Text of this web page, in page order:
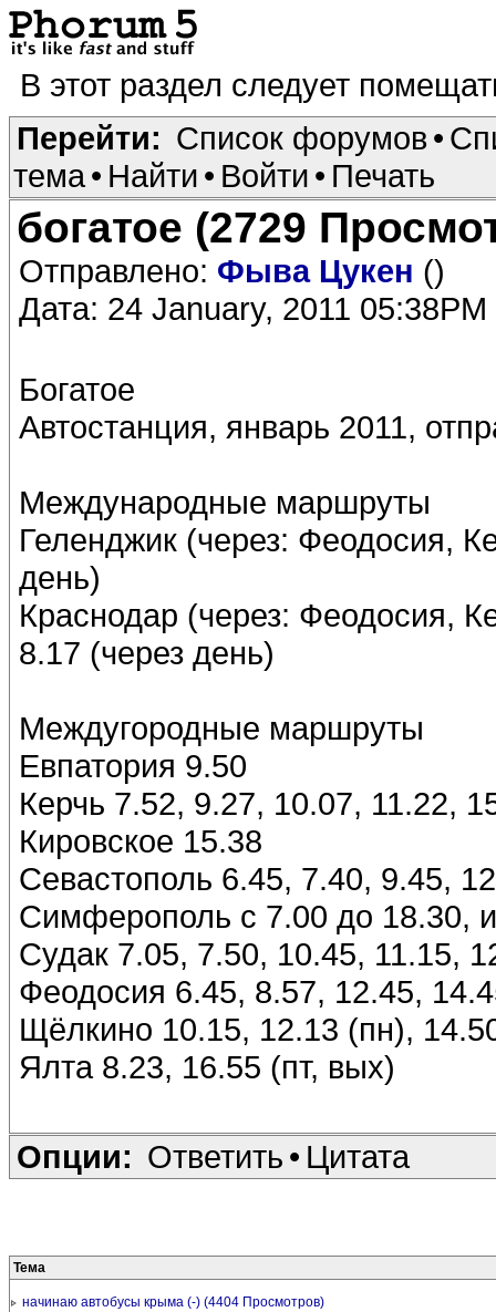
В этот раздел следует
Перейти: Список форумов•
тема• Найти • Войти • Печать
богатое (2729
Отправлено: Фыва Цукен ()
Дата: 24 January, 2011 05:38PM
Богатое
Автостанция, январь 2011,
Международные маршруты
Геленджик (через: Феодосия,
день)
Краснодар (через: Феодосия,
8.17 (через день)
Междугородные маршруты
Евпатория 9.50
Керчь 7.52, 9.27, 10.07, 11.22,
Кировское 15.38
Севастополь 6.45, 7.40, 9.45,
Симферополь с 7.00 до 18.30,
Судак 7.05, 7.50, 10.45, 11.15,
Феодосия 6.45, 8.57, 12.45,
Щёлкино 10.15, 12.13 (пн),
Ялта 8.23, 16.55 (пт, вых)
Опции: Ответить • Цитата
Тема
начинаю автобусы крыма (-) (4404 Просмотров)